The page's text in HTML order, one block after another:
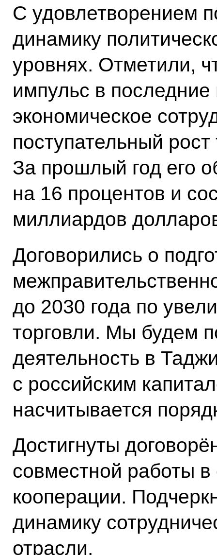
С удовлетворением
динамику
уровнях. Отметили,
импульс в последние
экономическое
поступательный
За прошлый год его
на 16 процентов и
миллиардов
Договорились о
до 2030 года по
торговли. Мы будем
деятельность в
с российским
насчитывается
Достигнуты
совместной работы
кооперации.
динамику
отрасли.